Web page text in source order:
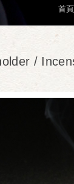
首頁
/